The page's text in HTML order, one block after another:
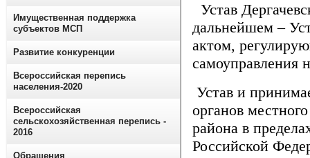
Устав
дальнейшем –
актом,
самоуправления
Устав и
органов
района в
Российской
Имущественная поддержка
субъектов МСП
Развитие конкуренции
Всероссийская перепись
населения-2020
Всероссийская
сельскохозяйственная перепись -
2016
Обращения